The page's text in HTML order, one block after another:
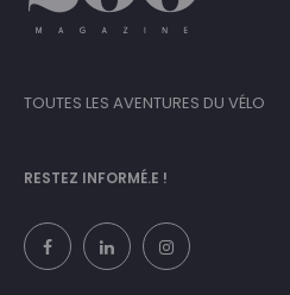
TOUTES LES AVENTURES DU VÉLO
RESTEZ INFORMÉ.E !